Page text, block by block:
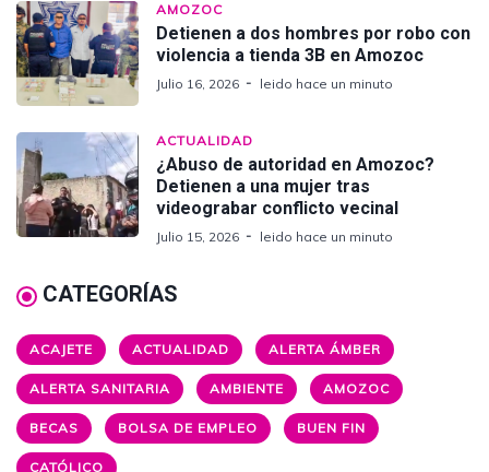
AMOZOC
Detienen a dos hombres por robo con
violencia a tienda 3B en Amozoc
Julio 16, 2026 leido hace un minuto
ACTUALIDAD
¿Abuso de autoridad en Amozoc?
Detienen a una mujer tras
videograbar conflicto vecinal
Julio 15, 2026 leido hace un minuto
CATEGORÍAS
ACAJETE ACTUALIDAD ALERTA ÁMBER
ALERTA SANITARIA AMBIENTE AMOZOC
BECAS BOLSA DE EMPLEO BUEN FIN
CATÓLICO